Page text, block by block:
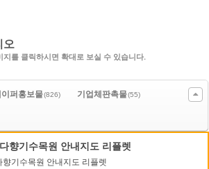
오
지를 클릭하시면 확대로 보실 수 있습니다.
퍼홍보물(826) 기업체판촉물(55)
향기수목원 안내지도 리플렛
기수목원 안내지도 리플렛